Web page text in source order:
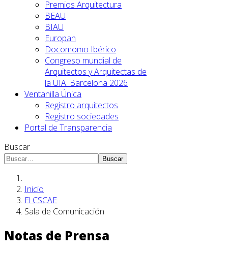
Premios Arquitectura
BEAU
BIAU
Europan
Docomomo Ibérico
Congreso mundial de
Arquitectos y Arquitectas de
la UIA. Barcelona 2026
Ventanilla Única
Registro arquitectos
Registro sociedades
Portal de Transparencia
Buscar
Buscar
Inicio
El CSCAE
Sala de Comunicación
Notas de Prensa